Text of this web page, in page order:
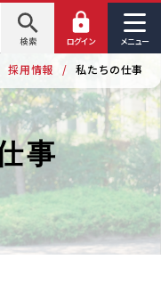
検 索 ログイン メニュー
事
採用情報 私たちの仕事